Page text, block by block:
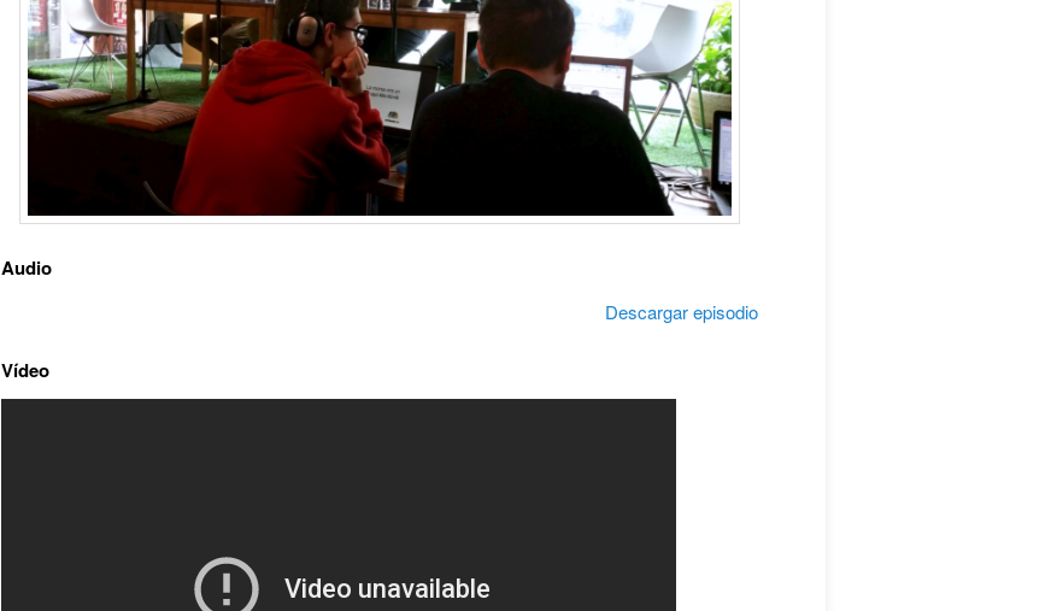
Audio
Descargar episodio
Vídeo